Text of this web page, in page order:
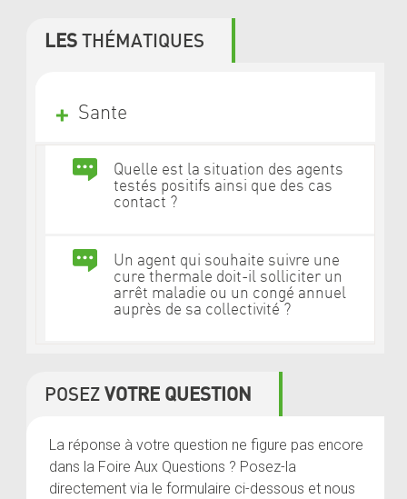
LESTHÉMATIQUES
Sante
Quelle est la situation des agents
testés positifs ainsi que des cas
contact ?
Un agent qui souhaite suivre une
cure thermale doit-il solliciter un
arrêt maladie ou un congé annuel
auprès de sa collectivité ?
POSEZ VOTRE QUESTION
La réponse à votre question ne figure pas encore
dans la Foire Aux Questions ? Posez-la
directement via le formulaire ci-dessous et nous